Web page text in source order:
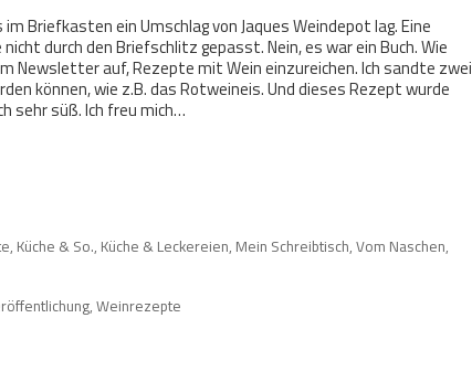
Briefkasten ein Umschlag von Jaques Weindepot lag. Eine
durch den Briefschlitz gepasst. Nein, es war ein Buch. Wie
Newsletter auf, Rezepte mit Wein einzureichen. Ich sandte zwei
können, wie z.B. das Rotweineis. Und dieses Rezept wurde
sehr süß. Ich freu mich…
Küche & So., Küche & Leckereien, Mein Schreibtisch,Vom Naschen,
,Weinrezepte